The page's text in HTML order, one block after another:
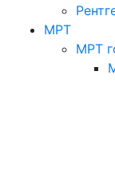
МРТ
МРТ